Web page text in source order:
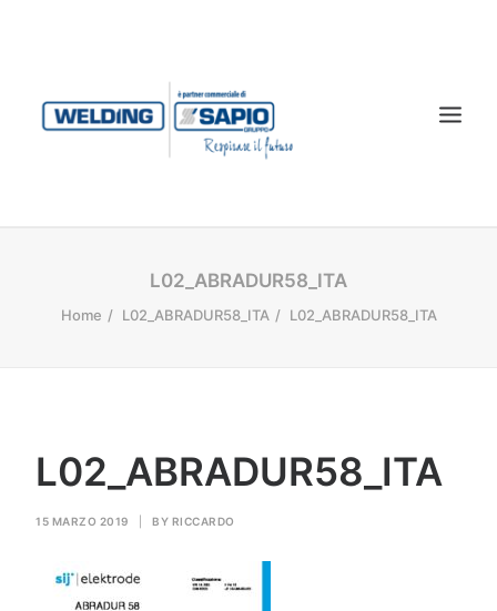
PRODOTTI
DOWNLOAD
HEROLASER
L02_ABRADUR58_ITA
Home L02_ABRADUR58_ITA L02_ABRADUR58_ITA
L02_ABRADUR58_ITA
15 MARZO 2019 BY RICCARDO